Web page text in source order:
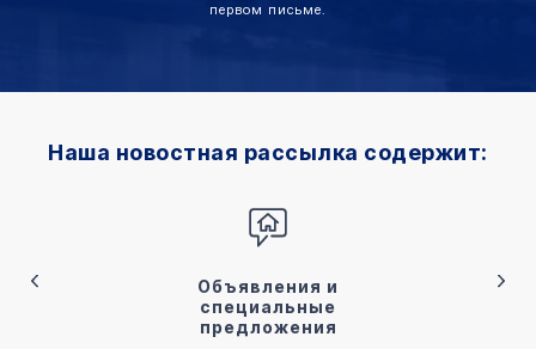
первом письме.
Наша новостная рассылка содержит:
Объявления и
специальные
предложения